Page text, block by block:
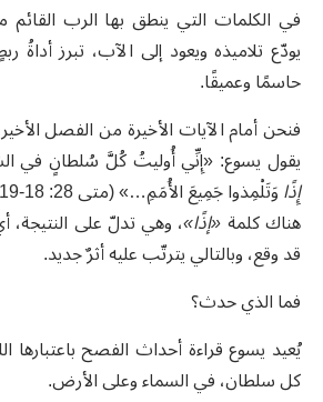
في الكلمات التي ينطق بها الرب القائم
يودّع تلاميذه ويعود إلى الآب، تبرز
حاسمًا وعميقًا.
فنحن أمام الآيات الأخيرة من الفصل
يقول يسوع: «إِنِّي أُوليتُ كُلَّ سُلطانٍ في
إِذًاوَتَلْمِذوا جَمِيعَ الأُمَمِ…» (متى 28: 18-19).
هناك كلمة«إذًا»، وهي تدلّ على النتيجة،
قد وقع، وبالتالي يترتّب عليه أثرٌ جديد.
فما الذي حدث؟
يُعيد يسوع قراءة أحداث الفصح باعتبارها
كل سلطان، في السماء وعلى الأرض.